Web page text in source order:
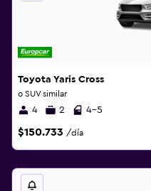
Toyota Yaris Cross
o SUV similar
4 2 4-5
$150.733 /día